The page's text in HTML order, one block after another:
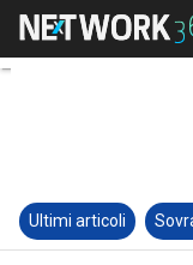
Ultimi articoli